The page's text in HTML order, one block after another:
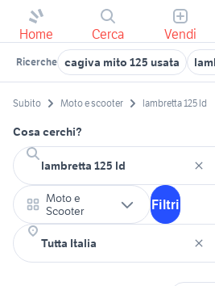
Home Cerca Vendi
Ricerche cagiva mito 125 usata
Subito Moto e scooter lambretta 125 ld
Cosa cerchi?
Moto e
Scooter
Filtri